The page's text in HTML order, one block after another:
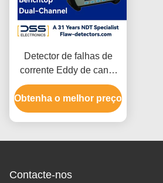
Detector de falhas de
corrente Eddy de canal
duplo
Obtenha o melhor preço
Contacte-nos